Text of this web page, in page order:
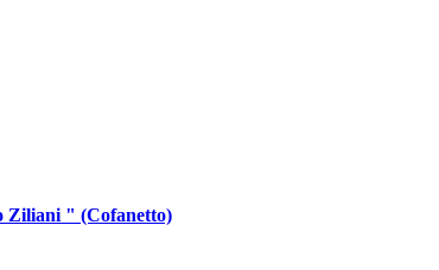
Ziliani " (Cofanetto)